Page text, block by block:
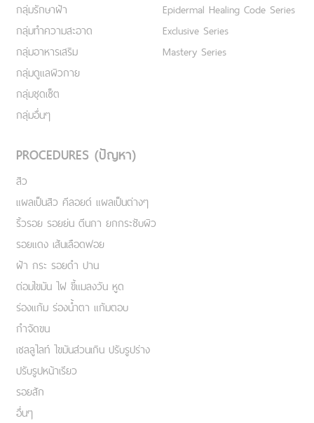
กลุ่มรักษาฝ้า
กลุ่มทำความสะอาด
กลุ่มอาหารเสริม
กลุ่มดูแลผิวกาย
กลุ่มชุดเซ็ต
กลุ่มอื่นๆ
Epidermal Healing Code Series
Exclusive Series
Mastery Series
PROCEDURES (ปัญหา)
สิว
แผลเป็นสิว คีลอยด์ แผลเป็นต่างๆ
ริ้วรอย รอยย่น ตีนกา ยกกระชับผิว
รอยแดง เส้นเลือดฟอย
ฝ้า กระ รอยดำ ปาน
ต่อมไขมัน ไฝ ขี้แมลงวัน หูด
ร่องแก้ม ร่องน้ำตา แก้มตอบ
กำจัดขน
เชลลูไลท์ ไขมันส่วนเกิน ปรับรูปร่าง
ปรับรูปหน้าเรียว
รอยสัก
อื่นๆ